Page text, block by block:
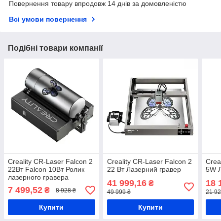
Повернення товару впродовж 14 днів за домовленістю
Всі умови повернення
Подібні товари компанії
Creality CR-Laser Falcon 2
22Вт Falcon 10Вт Ролик
лазерного гравера
7 499,52 ₴ 8 928 ₴
Купити
Creality CR-Laser Falcon 2
22 Вт Лазерний гравер
41 999,16₴
49 999 ₴
Купити
5W
18
21